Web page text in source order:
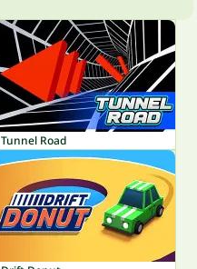
Tunnel Road